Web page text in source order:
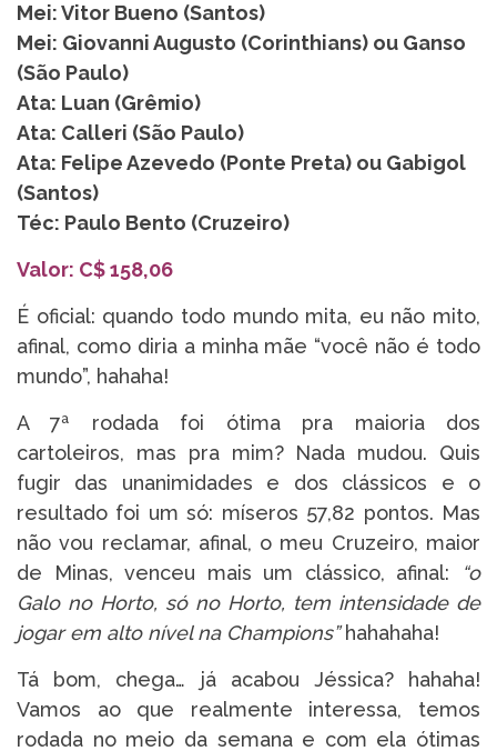
Mei: Vitor Bueno (Santos)
Mei: Giovanni Augusto (Corinthians) ou Ganso
(São Paulo)
Ata: Luan (Grêmio)
Ata: Calleri (São Paulo)
Ata: Felipe Azevedo (Ponte Preta) ou Gabigol
(Santos)
Téc: Paulo Bento (Cruzeiro)
Valor: C$ 158,06
É oficial: quando todo mundo mita, eu não mito,
afinal, como diria a minha mãe “você não é todo
mundo”, hahaha!
A 7ª rodada foi ótima pra maioria dos
cartoleiros, mas pra mim? Nada mudou. Quis
fugir das unanimidades e dos clássicos e o
resultado foi um só: míseros 57,82 pontos. Mas
não vou reclamar, afinal, o meu Cruzeiro, maior
de Minas, venceu mais um clássico, afinal:
“o
Galo no Horto, só no Horto, tem intensidade de
jogar em alto nível na Champions”hahahaha!
Tá bom, chega… já acabou Jéssica? hahaha!
Vamos ao que realmente interessa, temos
rodada no meio da semana e com ela ótimas